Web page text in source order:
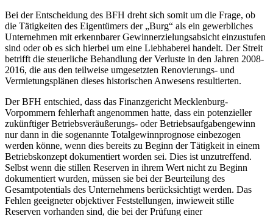
Bei der Entscheidung des BFH dreht sich somit um die Frage, ob
die Tätigkeiten des Eigentümers der „Burg“ als ein gewerbliches
Unternehmen mit erkennbarer Gewinnerzielungsabsicht einzustufen
sind oder ob es sich hierbei um eine Liebhaberei handelt. Der Streit
betrifft die steuerliche Behandlung der Verluste in den Jahren 2008-
2016, die aus den teilweise umgesetzten Renovierungs- und
Vermietungsplänen dieses historischen Anwesens resultierten.
Der BFH entschied, dass das Finanzgericht Mecklenburg-
Vorpommern fehlerhaft angenommen hatte, dass ein potenzieller
zukünftiger Betriebsveräußerungs- oder Betriebsaufgabengewinn
nur dann in die sogenannte Totalgewinnprognose einbezogen
werden könne, wenn dies bereits zu Beginn der Tätigkeit in einem
Betriebskonzept dokumentiert worden sei. Dies ist unzutreffend.
Selbst wenn die stillen Reserven in ihrem Wert nicht zu Beginn
dokumentiert wurden, müssen sie bei der Beurteilung des
Gesamtpotentials des Unternehmens berücksichtigt werden. Das
Fehlen geeigneter objektiver Feststellungen, inwieweit stille
Reserven vorhanden sind, die bei der Prüfung einer